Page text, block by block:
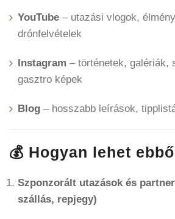
YouTube – utazási vlogok,
drónfelvételek
Instagram – történetek, galériák,
gasztro képek
Blog – hosszabb leírások,
💰 Hogyan lehet
Szponzorált utazások és
szállás, repjegy)